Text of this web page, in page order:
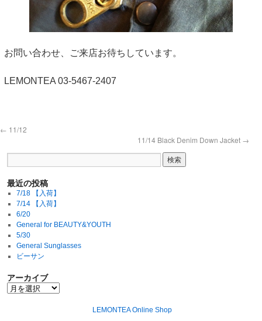
お問い合わせ、ご来店お待ちしています。
LEMONTEA 03-5467-2407
← 11/12
11/14 Black Denim Down Jacket →
最近の投稿
7/18 【入荷】
7/14 【入荷】
6/20
General for BEAUTY&YOUTH
5/30
General Sunglasses
ビーサン
アーカイブ
LEMONTEA Online Shop